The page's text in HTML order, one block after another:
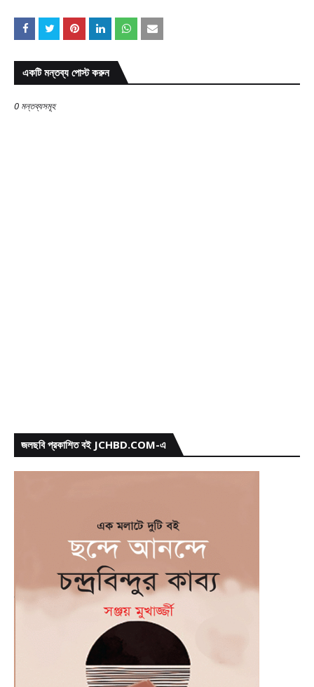
একটি মন্তব্য পোস্ট করুন
0 মন্তব্যসমূহ
জলছবি প্রকাশিত বই JCHBD.COM-এ